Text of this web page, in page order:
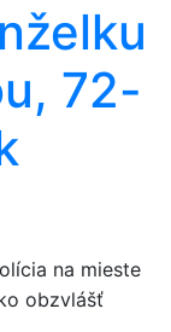
72-
na mieste
obzvlášť